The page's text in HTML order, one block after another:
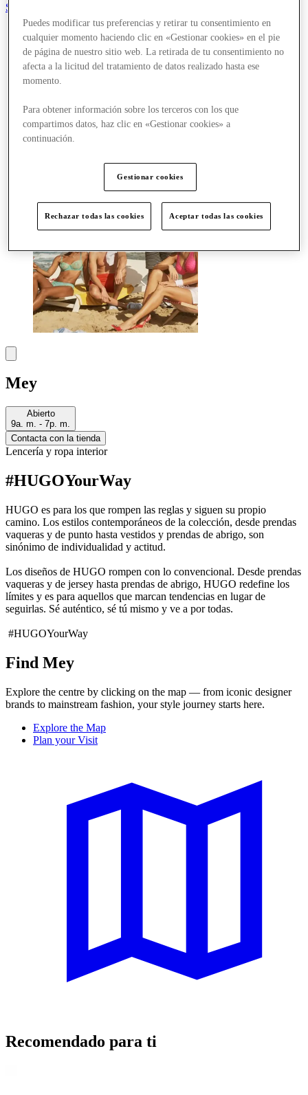
Salvado
Tiendas
Ofertas
Planifica tu visita
¿Qué pasa?
Tarjetas regalo
Servicios
Mey
Abierto
9a. m. - 7p. m.
Contacta con la tienda
Lencería y ropa interior
#HUGOYourWay
HUGO es para los que rompen las reglas y siguen su propio
camino. Los estilos contemporáneos de la colección, desde prendas
vaqueras y de punto hasta vestidos y prendas de abrigo, son
sinónimo de individualidad y actitud.
Los diseños de HUGO rompen con lo convencional. Desde prendas
vaqueras y de jersey hasta prendas de abrigo, HUGO redefine los
límites y es para aquellos que marcan tendencias en lugar de
seguirlas. Sé auténtico, sé tú mismo y ve a por todas.
#HUGOYourWay
Find Mey
Explore the centre by clicking on the map — from iconic designer
brands to mainstream fashion, your style journey starts here.
Explore the Map
Plan your Visit
Recomendado para ti
Puedes modificar tus preferencias y retirar tu consentimiento en
cualquier momento haciendo clic en «Gestionar cookies» en el pie
de página de nuestro sitio web. La retirada de tu consentimiento no
afecta a la licitud del tratamiento de datos realizado hasta ese
momento.
Para obtener información sobre los terceros con los que
compartimos datos, haz clic en «Gestionar cookies» a
continuación.
Gestionar cookies
Rechazar todas las cookies Aceptar todas las cookies